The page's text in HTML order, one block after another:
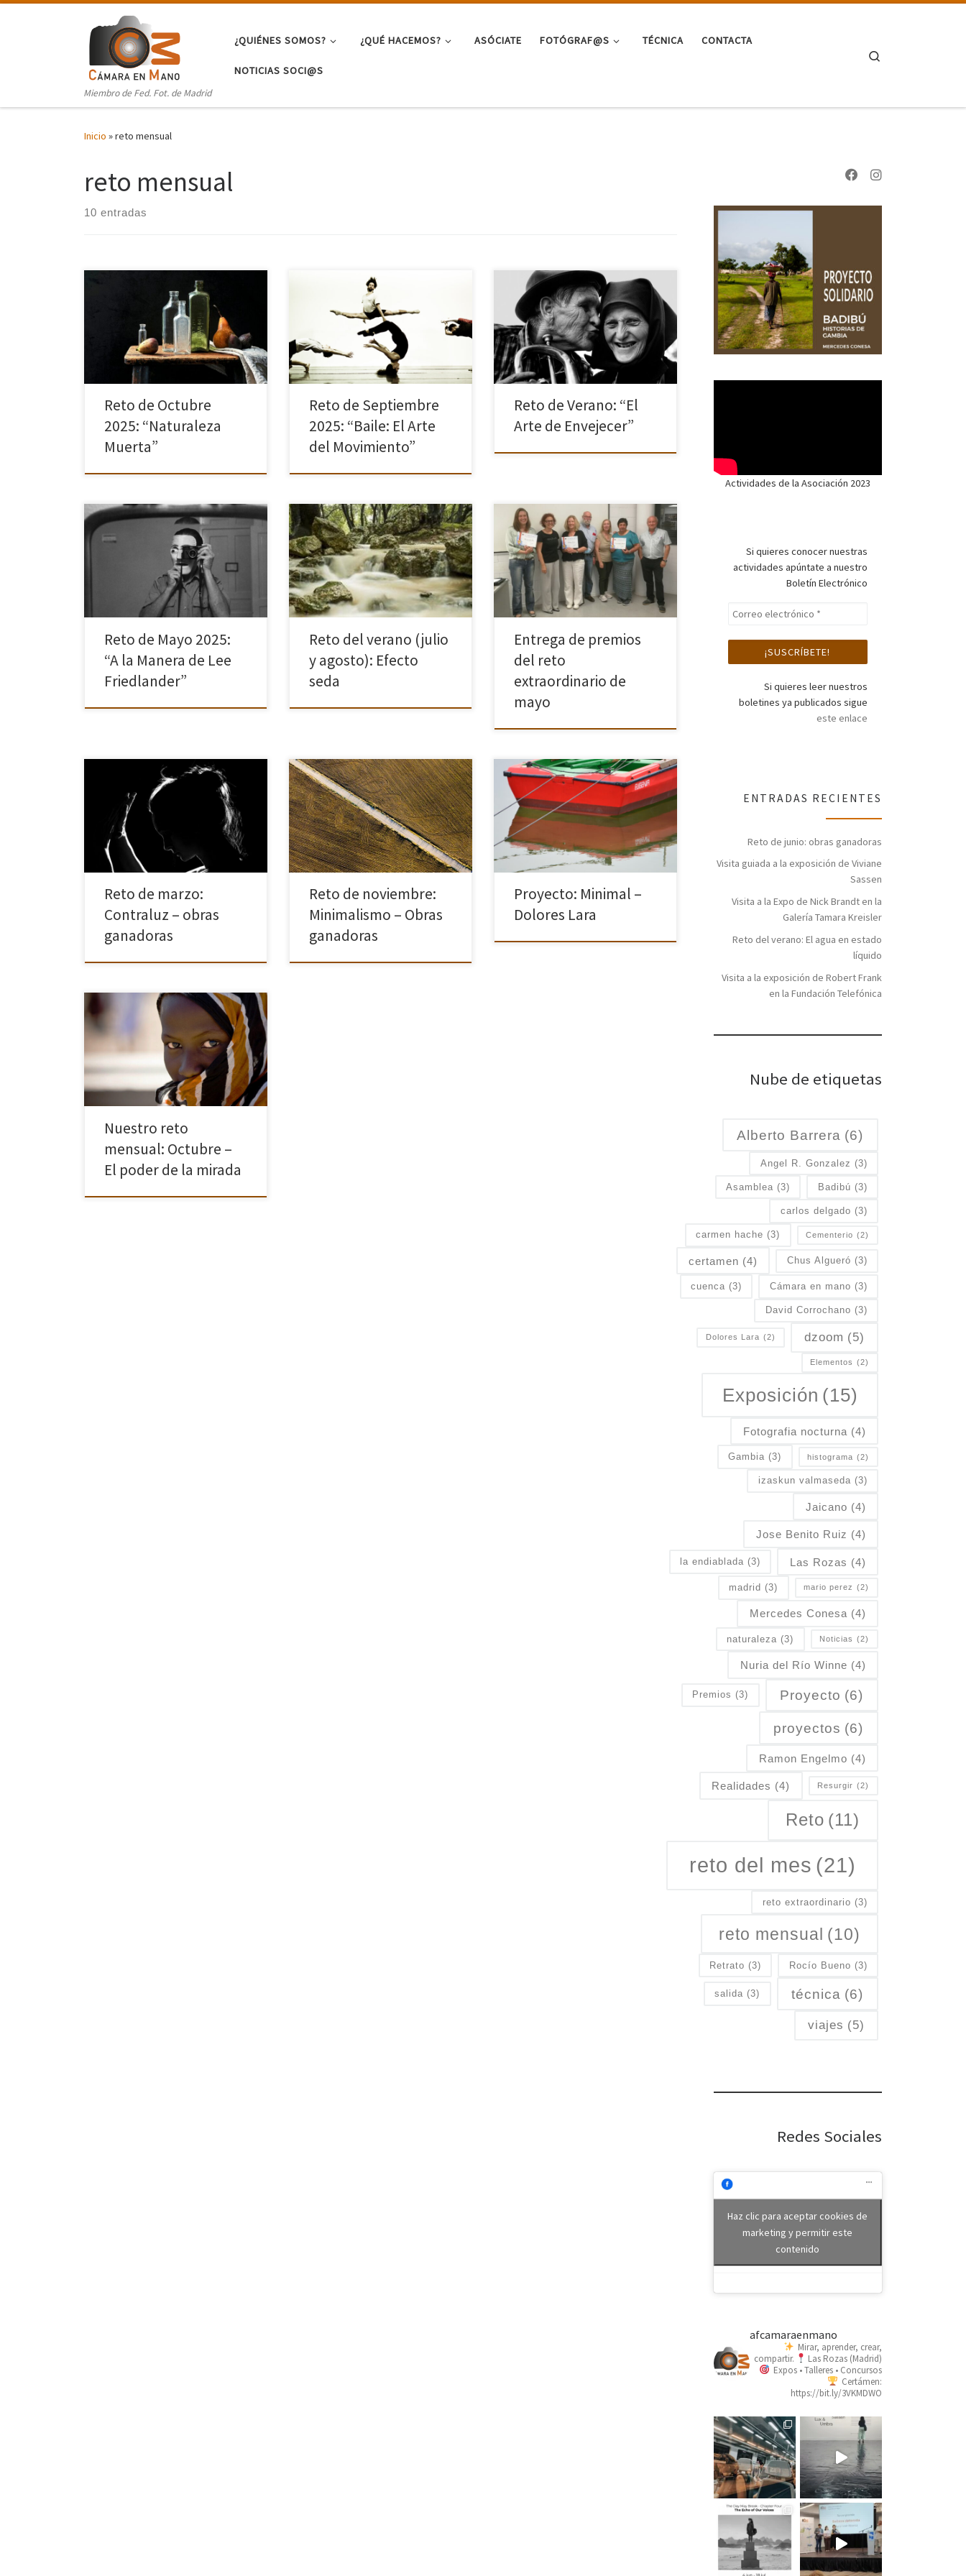
Miembro de Fed. Fot. de Madrid
¿QUIÉNES SOMOS? ¿QUÉ HACEMOS? ASÓCIATE FOTÓGRAF@S TÉCNICA CONTACTA
NOTICIAS SOCI@S
Inicio »reto mensual
reto mensual
10 entradas
La fotografía de Naturaleza Muerta es
un género que representa objetos
inanimados o cotidianos y permite la
creación de escenas detallada y
minuciosamente compuestas. Se
caracteriza por una cuidadosa
composición […]
Reto de Octubre
2025: “Naturaleza
Muerta”
Desde sus orígenes, el ser humano ha
sentido la necesidad de comunicarse
a través del cuerpo. El baile,
expresión rítmica y ritual del
movimiento, ha servido como puente
entre las […]
Reto de Septiembre
2025: “Baile: El Arte
del Movimiento”
Reto Julio/Agosto 2025: “El Arte de
Envejecer. Del Rosa al Amarillo”
Durante los meses de Julio y Agosto,
te proponemos un reto lleno de
emoción e historias únicas. Plasmar
en […]
Reto de Verano: “El
Arte de Envejecer”
En este reto intentaremos seguir la
estela de uno de los más famosos
fotógrafos: Lee Friedlander. Lee
Friedlander nos dejó uno de los
porfolios fotográficos más amplios y
variados del […]
Reto de Mayo 2025:
“A la Manera de Lee
Friedlander”
El “Efecto Seda” es un recurso
artístico que se obtiene fotografiando
líquidos en movimiento y que
normalmente se realiza con el agua
del mar, ríos, arroyos, cascadas,
fuentes, etc. a […]
Reto del verano (julio
y agosto): Efecto
seda
El pasado 18 de junio tuvo lugar la
fiesta de entrega de premios de
nuestro reto extraordinario de mayo
que, como recordaras, tenía como
lema «la hora dorada y la […]
Entrega de premios
del reto
extraordinario de
mayo
Hoy queremos compartir contigo las
impresionantes imágenes ganadoras
del reto fotográfico mensual de
marzo sobre el tema “contraluz”. En
este reto han participado 24 de
nuestr@s asociad@s y las fotografías
[…]
Reto de marzo:
Contraluz – obras
ganadoras
En este reto se han recibido durante
el mes de noviembre 24 fotografías,
una por participante. Tras la votación,
en la que han participado 22
personas y cada una ha […]
Reto de noviembre:
Minimalismo – Obras
ganadoras
M I N I M A L He elegido la fotografía
minimalista por una razón muy
sencilla: me gusta, y me gusta casi sin
darme cuenta. Históricamente
siempre intentaba fotografiar […]
Proyecto: Minimal –
Dolores Lara
Este mes de octubre comenzamos la
actividad del “reto fotográfico
mensual” por el que una persona
asociada elige un tema y lo
contextualiza con algunas sugerencias
para estimular la creatividad […]
Nuestro reto
mensual: Octubre –
El poder de la mirada
Actividades de la Asociación 2023
Si quieres conocer nuestras
actividades apúntate a nuestro
Boletín Electrónico
Si quieres leer nuestros
boletines ya publicados sigue
este enlace
ENTRADAS RECIENTES
Reto de junio: obras ganadoras
Visita guiada a la exposición de Viviane
Sassen
Visita a la Expo de Nick Brandt en la
Galería Tamara Kreisler
Reto del verano: El agua en estado
líquido
Visita a la exposición de Robert Frank
en la Fundación Telefónica
Nube de etiquetas
Alberto Barrera (6)
Angel R. Gonzalez (3)
Asamblea (3) Badibú (3)
carlos delgado (3)
carmen hache (3) Cementerio (2)
certamen (4) Chus Algueró (3)
cuenca (3) Cámara en mano (3)
David Corrochano (3)
Dolores Lara (2) dzoom (5)
Elementos (2)
Exposición (15)
Fotografia nocturna (4)
Gambia (3) histograma (2)
izaskun valmaseda (3)
Jaicano (4)
Jose Benito Ruiz (4)
la endiablada (3) Las Rozas (4)
madrid (3) mario perez (2)
Mercedes Conesa (4)
naturaleza (3) Noticias (2)
Nuria del Río Winne (4)
Premios (3) Proyecto (6)
proyectos (6)
Ramon Engelmo (4)
Realidades (4) Resurgir (2)
Reto (11)
reto del mes (21)
reto extraordinario (3)
reto mensual (10)
Retrato (3) Rocío Bueno (3)
salida (3) técnica (6)
viajes (5)
Redes Sociales
Haz clic para aceptar cookies de
marketing y permitir este
contenido
afcamaraenmano
Mirar, aprender, crear,
compartir.
Las Rozas (Madrid)
Expos • Talleres • Concursos
Certámen:
https://bit.ly/3VKMDWO